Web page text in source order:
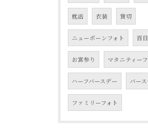
就活 衣装 貸切
ニューボーンフォト 百
お宮参り マタニティー
ハーフバースデー バース
ファミリーフォト